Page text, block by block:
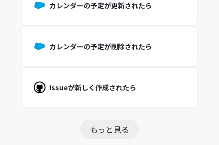
カレンダーの予定が更新されたら
カレンダーの予定が削除されたら
Issueが新しく作成されたら
もっと見る